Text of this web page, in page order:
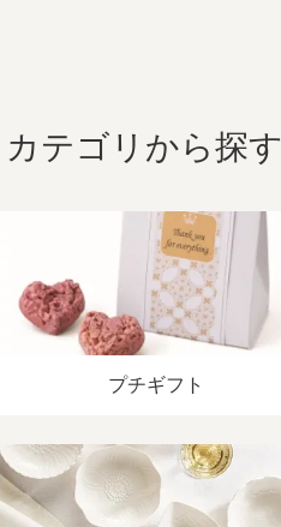
カテゴリから探す
プチギフト